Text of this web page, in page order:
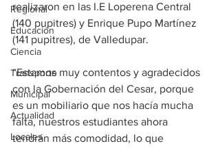
Regional
Educación
Ciencia
Transporte
Municipal
Actualidad
Locales
realizaron en las I.E Loperena Central
(140 pupitres) y Enrique Pupo Martínez
(141 pupitres), de Valledupar.
“Estamos muy contentos y agradecidos
con la Gobernación del Cesar, porque
es un mobiliario que nos hacía mucha
falta, nuestros estudiantes ahora
tendrán más comodidad, lo que